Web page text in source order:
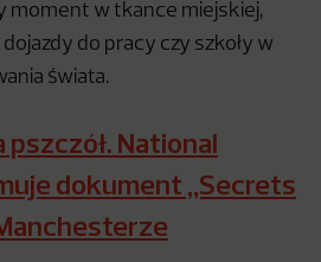
moment w tkance miejskiej,
do pracy czy szkoły w
świata.
pszczół. National
dokument „Secrets